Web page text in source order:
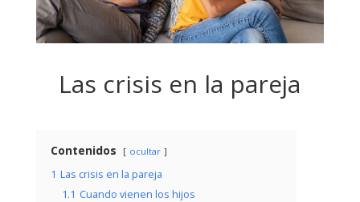
Las crisis en la pareja
Contenidos ocultar
1 Las crisis en la pareja
1.1 Cuando vienen los hijos